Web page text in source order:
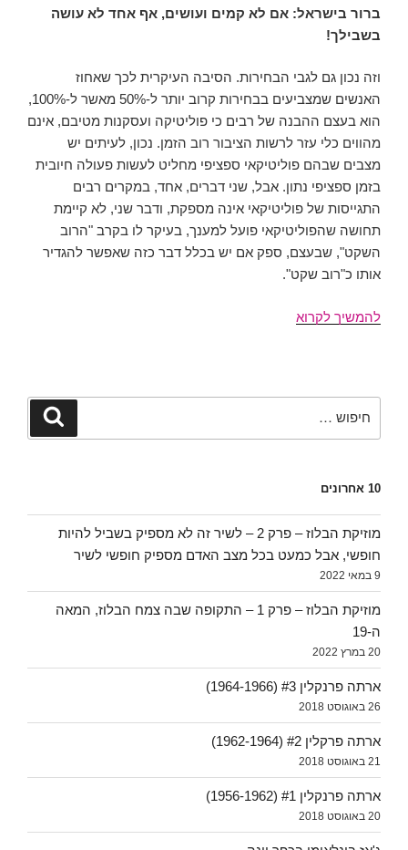
ברור בישראל: אם לא קמים ועושים, אף אחד לא עושה
בשבילך!
וזה נכון גם לגבי הבחירות. הסיבה העיקרית לכך שאחוז
האנשים שמצביעים בבחירות קרוב יותר ל-50% מאשר ל-100%,
הוא בעצם ההבנה של רבים כי פוליטיקה ועסקנות מטיבם, אינם
מהווים כלי עזר לרשות הציבור רוב הזמן. נכון, לעיתים יש
מצבים שבהם פוליטיקאי ספציפי מחליט לעשות פעולה חיובית
בזמן ספציפי נתון. אבל, שני דברים, אחד, במקרים רבים
התגייסות של פוליטיקאי אינה מספקת, ודבר שני, לא קיימת
תחושה שהפוליטיקאי פועל למענך, בעיקר לו בקרב "הרוב
השקט", שבעצם, ספק אם יש בכלל דבר כזה שאפשר להגדיר
אותו כ"רוב שקט".
להמשיך לקרוא
חיפוש
10 אחרונים
מוזיקת הבלוז – פרק 2 – לשיר זה לא מספיק בשביל להיות
חופשי, אבל כמעט בכל מצב האדם מספיק חופשי לשיר
9 במאי 2022
מוזיקת הבלוז – פרק 1 – התקופה שבה צמח הבלוז, המאה
ה-19
20 במרץ 2022
ארתה פרנקלין #3 (1964-1966)
26 באוגוסט 2018
ארתה פרקלין #2 (1962-1964)
21 באוגוסט 2018
ארתה פרנקלין #1 (1956-1962)
20 באוגוסט 2018